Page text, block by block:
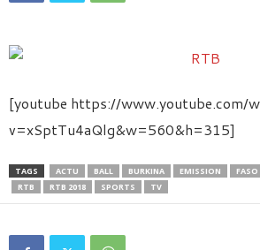
[youtube https://www.youtube.com/
v=xSptTu4aQlg&w=560&h=315]
TAGS ACTU BALL BURKINA EMISSION FASO
RTB
RTB 2018 SPORTS TV